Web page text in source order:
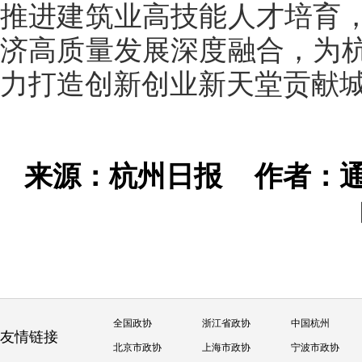
推进建筑业高技能人才培育
济高质量发展深度融合，为
力打造创新创业新天堂贡献
来源：杭州日报作者：
友情链接
全国政协 浙江省政协 中国杭州
北京市政协 上海市政协 宁波市政协